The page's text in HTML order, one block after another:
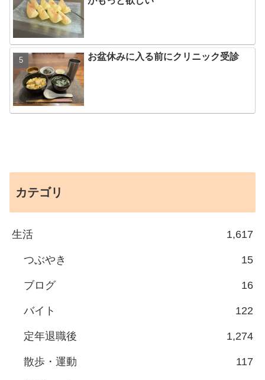
お盆休みに入る前にクリニック受診
カテゴリ
生活 1,617
つぶやき 15
ブログ 16
バイト 122
定年退職後 1,274
散歩・運動 117